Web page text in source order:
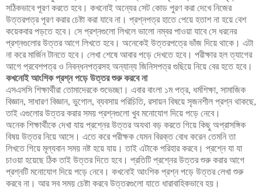
সঠিকভাবে পূরণ করতে হবে। কখনোই অন্যের সেট কোড পুরণ করা দেখে নিজের
উত্তরপত্র পূরণ করার চেষ্টা করা যাবে না। প্রশ্নপত্র হাতে পেয়ে হতাশ না হয়ে বেশ
কয়েকবার পড়তে হবে। সে প্রশ্নগুলো লিখলে ভালো নম্বর পাওয়া যাবে সে ধরনের
প্রশ্নগুলোর উত্তর আগে লিখতে হবে। অনেকেই উত্তরপত্রে ভাঁজ দিয়ে থাকে। এটা
না করে মার্জিন টানতে হবে। লেখা শেষে আবার পড়ে দেখতে হবে। পরীক্ষার হল ত্যাগের
আগে প্রবেশপত্র ও নিবন্ধনপত্রসহ অন্যান্য জিনিসপত্র গুছিয়ে নিয়ে বের হতে হবে।
কখনোই আংশিক প্রশ্ন পড়ে উত্তর শুরু করবে না
এসএসসি শিক্ষার্থীরা তোমাদেরকে শুভেচ্ছা। এবার বাংলা ১ম পত্র, ধর্মশিক্ষা, সামাজিক
বিজ্ঞান, সাধারণ বিজ্ঞান, ভুগোল, ব্যবসায় পরিচিতি, রসায়ন বিষয়ে সৃজনশীল প্রশ্ন থাকছে,
তাই এগুলোর উত্তর করার সময় প্রশ্নগুলো খুব মনোযোগ দিয়ে পড়ে নেবে।
অনেক শিক্ষার্থীকে দেখা যায় প্রশ্নের উত্তর অযথা বড় করতে গিয়ে কিছু অপ্রাসঙ্গিক
বিষয় উত্তর নিয়ে আসে। এতে করে পরীক্ষক যেমন বিরক্ত বোধ করেন তেমনি তা
লিখতে গিয়ে মূল্যবান সময় নষ্ট হয়ে যায়। তাই এটাকে পরিহার করবে। প্রশ্নে যা যা
চাওয়া হয়েছে ঠিক তাই উত্তর দিতে হবে। প্রতিটি প্রশ্নের উত্তর শুরু করার আগে
প্রশ্নটি মনোযোগ দিয়ে পড়ে নেবে। কখনোই আংশিক প্রশ্ন পড়ে উত্তর লেখা শুরু
করবে না। আর সব সময় চেষ্টা করবে উত্তরগুলো যাতে ধারাবাহিকভাবে হয়।